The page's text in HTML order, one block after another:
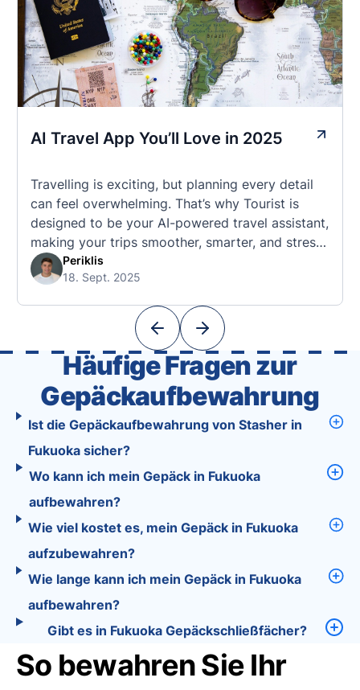
AI Travel App You’ll Love in 2025
Travelling is exciting, but planning every detail
can feel overwhelming. That’s why Tourist is
designed to be your AI-powered travel assistant,
making your trips smoother, smarter, and stress-
free. 🧭 What Makes the Tourist App Unique?
Unlike standard travel apps, Tourist combines
With Tourist, your trip planning becomes as
Periklis
18. Sept. 2025
Häufige Fragen zur
Gepäckaufbewahrung
Ist die Gepäckaufbewahrung von Stasher in
Fukuoka sicher?
Wo kann ich mein Gepäck in Fukuoka
aufbewahren?
Wie viel kostet es, mein Gepäck in Fukuoka
aufzubewahren?
Wie lange kann ich mein Gepäck in Fukuoka
aufbewahren?
Gibt es in Fukuoka Gepäckschließfächer?
So bewahren Sie Ihr